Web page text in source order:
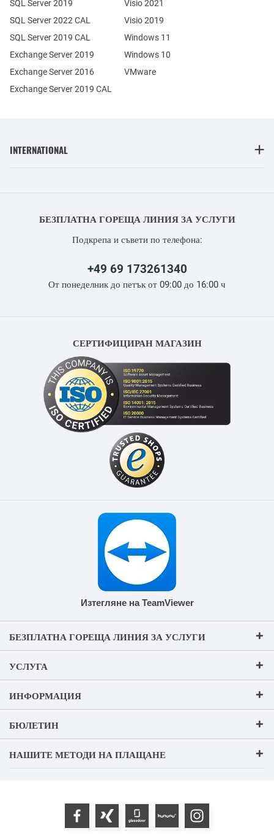
Exchange Server 2019
Exchange Server 2016
SQL Server 2019
SQL Server 2022 CAL
SQL Server 2019 CAL
Exchange Server 2019 CAL
Visio 2021
Visio 2019
Windows 11
Windows 10
VMware
INTERNATIONAL
БЕЗПЛАТНА ГОРЕЩА ЛИНИЯ ЗА УСЛУГИ
Подкрепа и съвети по телефона:
+49 69 173261340
От понеделник до петък от 09:00 до 16:00 ч
СЕРТИФИЦИРАН МАГАЗИН
Изтегляне на TeamViewer
БЕЗПЛАТНА ГОРЕЩА ЛИНИЯ ЗА УСЛУГИ
УСЛУГА
ИНФОРМАЦИЯ
БЮЛЕТИН
НАШИТЕ МЕТОДИ НА ПЛАЩАНЕ